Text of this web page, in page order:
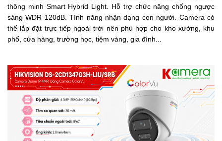
thông minh Smart Hybrid Light. Hỗ trợ chức năng chống ngược
sáng WDR 120dB.Tính năng nhận dạng con người. Camera có
thể lắp đặt trực tiếp ngoài trời nên phù hợp cho kho xưởng, khu
phố, cửa hàng, trường học, tiệm vàng, gia đình...